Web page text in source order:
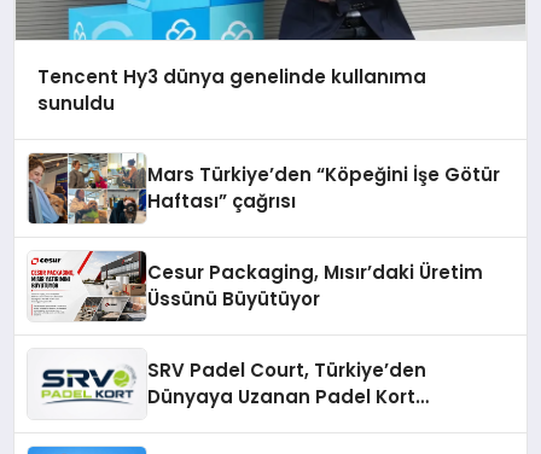
Tencent Hy3 dünya genelinde kullanıma
sunuldu
Mars Türkiye’den “Köpeğini İşe Götür
Haftası” çağrısı
Cesur Packaging, Mısır’daki Üretim
Üssünü Büyütüyor
SRV Padel Court, Türkiye’den
Dünyaya Uzanan Padel Kort